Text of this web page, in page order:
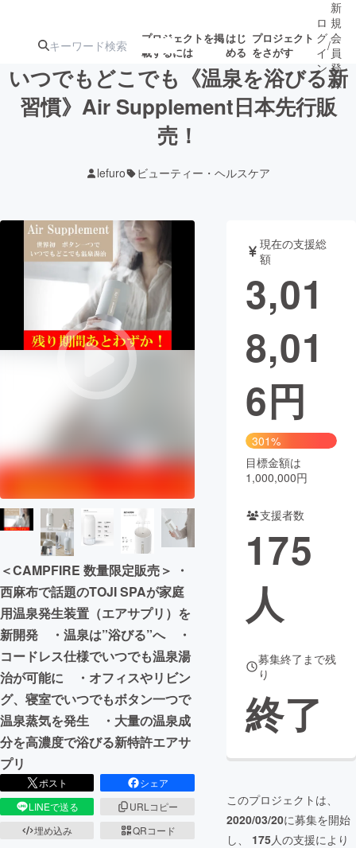
プロジェクトを掲
載するには
はじ
める
プロジェクト
をさがす
注目の新着プロ
テクノロジー・ガジェット
映像・映画 書籍・雑誌
ビジネス・起業 チャレンジ
まちづくり・地域活性化
CAMPFIRE Creation
CAMPFIREふるさと納税machi-ya コミュニティ
ロ
グ
イ
ン
/
新
規
会
員
登
録
いつでもどこでも《温泉を浴びる新
習慣》Air Supplement日本先行販
売！
lefuro ビューティー・ヘルスケア
＜CAMPFIRE 数量限定販売＞ ・
西麻布で話題のTOJI SPAが家庭
用温泉発生装置（エアサプリ）を
新開発 ・温泉は”浴びる”へ ・
コードレス仕様でいつでも温泉湯
治が可能に ・オフィスやリビン
グ、寝室でいつでもボタン一つで
温泉蒸気を発生 ・大量の温泉成
分を高濃度で浴びる新特許エアサ
プリ
ポスト
シェア
LINEで送る
URLコピー
埋め込み
QRコード
現在の支援総
額
3,01
8,01
6円
301%
目標金額は
1,000,000円
支援者数
175
人
募集終了まで残
り
終了
このプロジェクトは、
2020/03/20に募集を開始
し、 175人の支援により